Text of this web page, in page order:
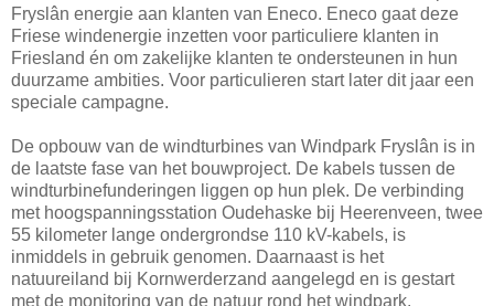
Fryslân energie aan klanten van Eneco. Eneco gaat deze
Friese windenergie inzetten voor particuliere klanten in
Friesland én om zakelijke klanten te ondersteunen in hun
duurzame ambities. Voor particulieren start later dit jaar een
speciale campagne.
De opbouw van de windturbines van Windpark Fryslân is in
de laatste fase van het bouwproject. De kabels tussen de
windturbinefunderingen liggen op hun plek. De verbinding
met hoogspanningsstation Oudehaske bij Heerenveen, twee
55 kilometer lange ondergrondse 110 kV-kabels, is
inmiddels in gebruik genomen. Daarnaast is het
natuureiland bij Kornwerderzand aangelegd en is gestart
met de monitoring van de natuur rond het windpark.